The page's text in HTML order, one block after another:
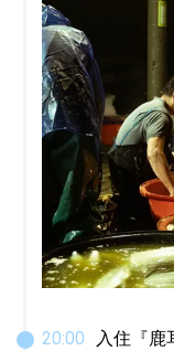
20:00 入住『鹿